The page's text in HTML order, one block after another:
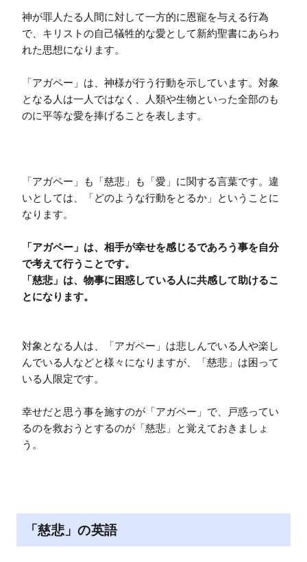
神が罪人たる人間に対して一方的に恩寵を与える行為
で、キリストの自己犠牲的な愛として新約聖書にあらわ
れた思想になります。
「アガペー」は、神様が行う行動を示しています。対象
となる人は一人ではなく、人類や生物といった全部のも
のに平等な愛を捧げることを表します。
「アガペー」も「慈悲」も「愛」に関する言葉です。違
いとしては、「どのような行動をとるか」ということに
「アガペー」は、相手が幸せを感じるであろう事を自分
で考えて行うことです。
「慈悲」は、物事に困惑している人に共感して助けるこ
対象となる人は、「アガペー」は悲しんでいる人や楽し
んでいる人などと様々になりますが、「慈悲」は困って
いる人限定です。
幸せだと思う事を施すのが「アガペー」で、戸惑ってい
るのを救おうとするのが「慈悲」と覚えておきましょ
う。
「慈悲」の英語